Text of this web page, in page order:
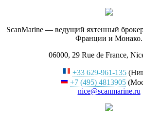
ScanMarine — ведущий яхтенный
Франции и Монако.
06000, 29 Rue de France,
+33 629-961-135
+7 (495) 4813905
nice@scanmarine.ru